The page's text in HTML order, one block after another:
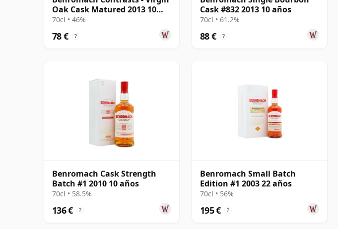
Oak Cask Matured 2013 10
años
70cl • 46%
78 € ?
Cask #832 2013 10 años
70cl • 61.2%
88 € ?
Benromach Cask Strength
Batch #1 2010 10 años
70cl • 58.5%
136 € ?
Benromach Small Batch
Edition #1 2003 22 años
70cl • 56%
195 € ?